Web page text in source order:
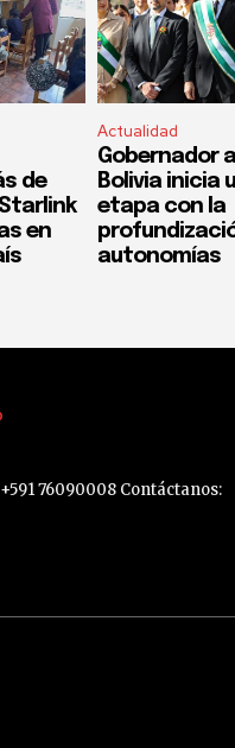
de
en
Actualidad
Gobernador
Bolivia inicia
etapa con la
autonomías
76090008 Contáctanos: